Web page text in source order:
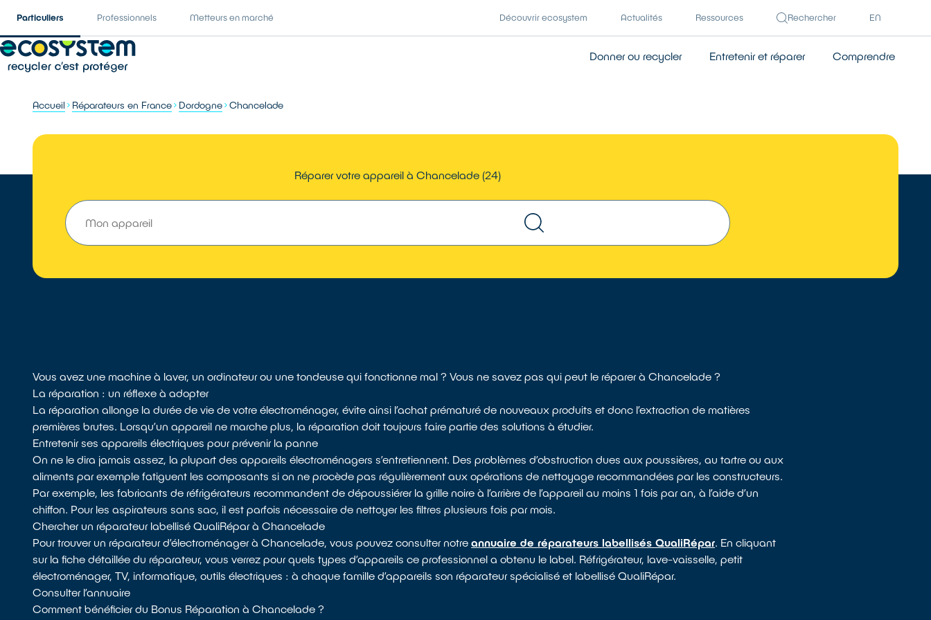
Particuliers Professionnels Metteurs en marché Découvrir ecosystem Actualités Ressources Rechercher EN
Donner ou recycler Entretenir et réparer Comprendre
Accueil Réparateurs en France Dordogne Chancelade
Réparer votre appareil à Chancelade (24)
Vous avez une machine à laver, un ordinateur ou une tondeuse qui fonctionne mal ? Vous ne savez pas qui peut le réparer à Chancelade ?
La réparation : un réflexe à adopter
La réparation allonge la durée de vie de votre électroménager, évite ainsi l’achat prématuré de nouveaux produits et donc l’extraction de matières
premières brutes. Lorsqu’un appareil ne marche plus, la réparation doit toujours faire partie des solutions à étudier.
Entretenir ses appareils électriques pour prévenir la panne
On ne le dira jamais assez, la plupart des appareils électroménagers s’entretiennent. Des problèmes d’obstruction dues aux poussières, au tartre ou aux
aliments par exemple fatiguent les composants si on ne procède pas régulièrement aux opérations de nettoyage recommandées par les constructeurs.
Par exemple, les fabricants de réfrigérateurs recommandent de dépoussiérer la grille noire à l’arrière de l’appareil au moins 1 fois par an, à l’aide d’un
chiffon. Pour les aspirateurs sans sac, il est parfois nécessaire de nettoyer les filtres plusieurs fois par mois.
Chercher un réparateur labellisé QualiRépar à Chancelade
Pour trouver un réparateur d’électroménager à Chancelade, vous pouvez consulter notreannuaire de réparateurs labellisés QualiRépar. En cliquant
sur la fiche détaillée du réparateur, vous verrez pour quels types d’appareils ce professionnel a obtenu le label. Réfrigérateur, lave-vaisselle, petit
électroménager, TV, informatique, outils électriques : à chaque famille d’appareils son réparateur spécialisé et labellisé QualiRépar.
Consulter l’annuaire
Comment bénéficier du Bonus Réparation à Chancelade ?